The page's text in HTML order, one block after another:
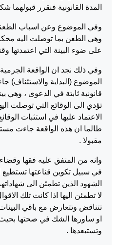
المدة القانونية فنقرر قبولهما
وفي الموضوع وعن اسباب
وهي الطعن بما توصلت اليه
على ضوء البينة التي اعتمدتها
وفي ذلك نجد ان الواقعة
الموضوع (البداية والاستئناف)
قانونية ثابتة في الدعوى ، وهي
تؤدي الى الوقائع التي توصلت
الاعتماد عليها في استثبات
طالما ان هذه الواقعة جاءت
مقبولا .
وانه من المتفق عليه فقها
في سبيل تكوين قناعتها تستطيع
الشهود الذين تطمئن الى
لا تطمئن اليها اذا كانت تلك
تتناقض وتتعارض مع باقي
او ساورها الشك في صحتها
وتستبعدها .